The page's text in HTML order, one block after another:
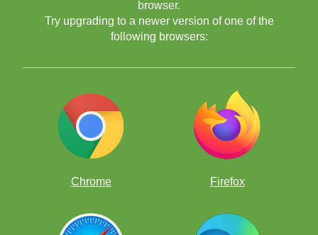
Унапреди своју игру на забаван начин тако што ћеш
решавати хиљаде шаховских проблема!
browser.
Try upgrading to a newer version of one of the
following browsers:
Chrome Firefox